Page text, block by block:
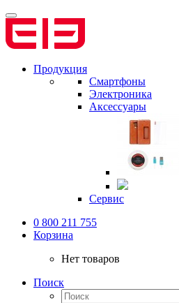
Продукция
Смартфоны
Электроника
Аксессуары
Сервис
0 800 211 755
Корзина
Нет товаров
Поиск